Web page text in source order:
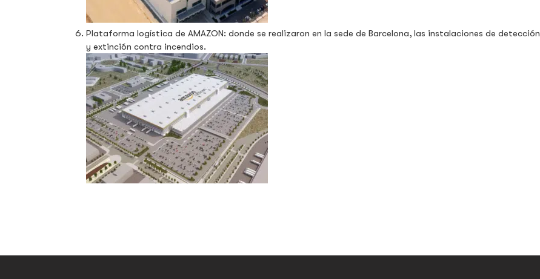
Plataforma logística de AMAZON: donde se realizaron en la sede de Barcelona, las instalaciones de detección
y extinción contra incendios.